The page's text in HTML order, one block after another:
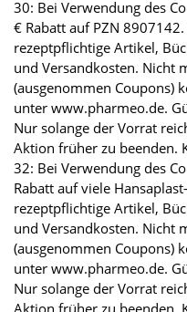
30: Bei Verwendung des
€ Rabatt auf PZN
rezeptpflichtige Artikel,
und Versandkosten. Nicht
(ausgenommen Coupons)
unter www.pharmeo.de.
Nur solange der Vorrat
Aktion früher zu beenden.
32: Bei Verwendung des
Rabatt auf viele
rezeptpflichtige Artikel,
und Versandkosten. Nicht
(ausgenommen Coupons)
unter www.pharmeo.de.
Nur solange der Vorrat